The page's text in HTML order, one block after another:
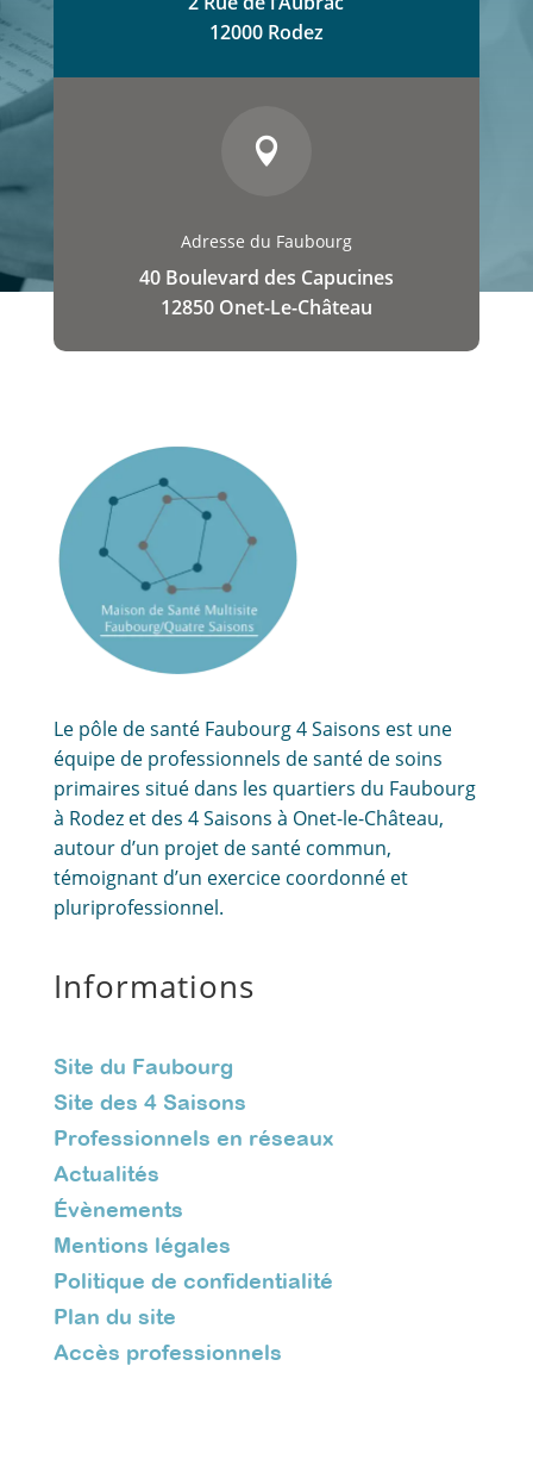
12000 Rodez

Adresse du Faubourg
40 Boulevard des Capucines
12850 Onet-Le-Château
Le pôle de santé Faubourg 4 Saisons est une
équipe de professionnels de santé de soins
primaires situé dans les quartiers du Faubourg
à Rodez et des 4 Saisons à Onet-le-Château,
autour d’un projet de santé commun,
témoignant d’un exercice coordonné et
pluriprofessionnel.
Informations
Site du Faubourg
Site des 4 Saisons
Professionnels en réseaux
Actualités
Évènements
Mentions légales
Politique de confidentialité
Plan du site
Accès professionnels